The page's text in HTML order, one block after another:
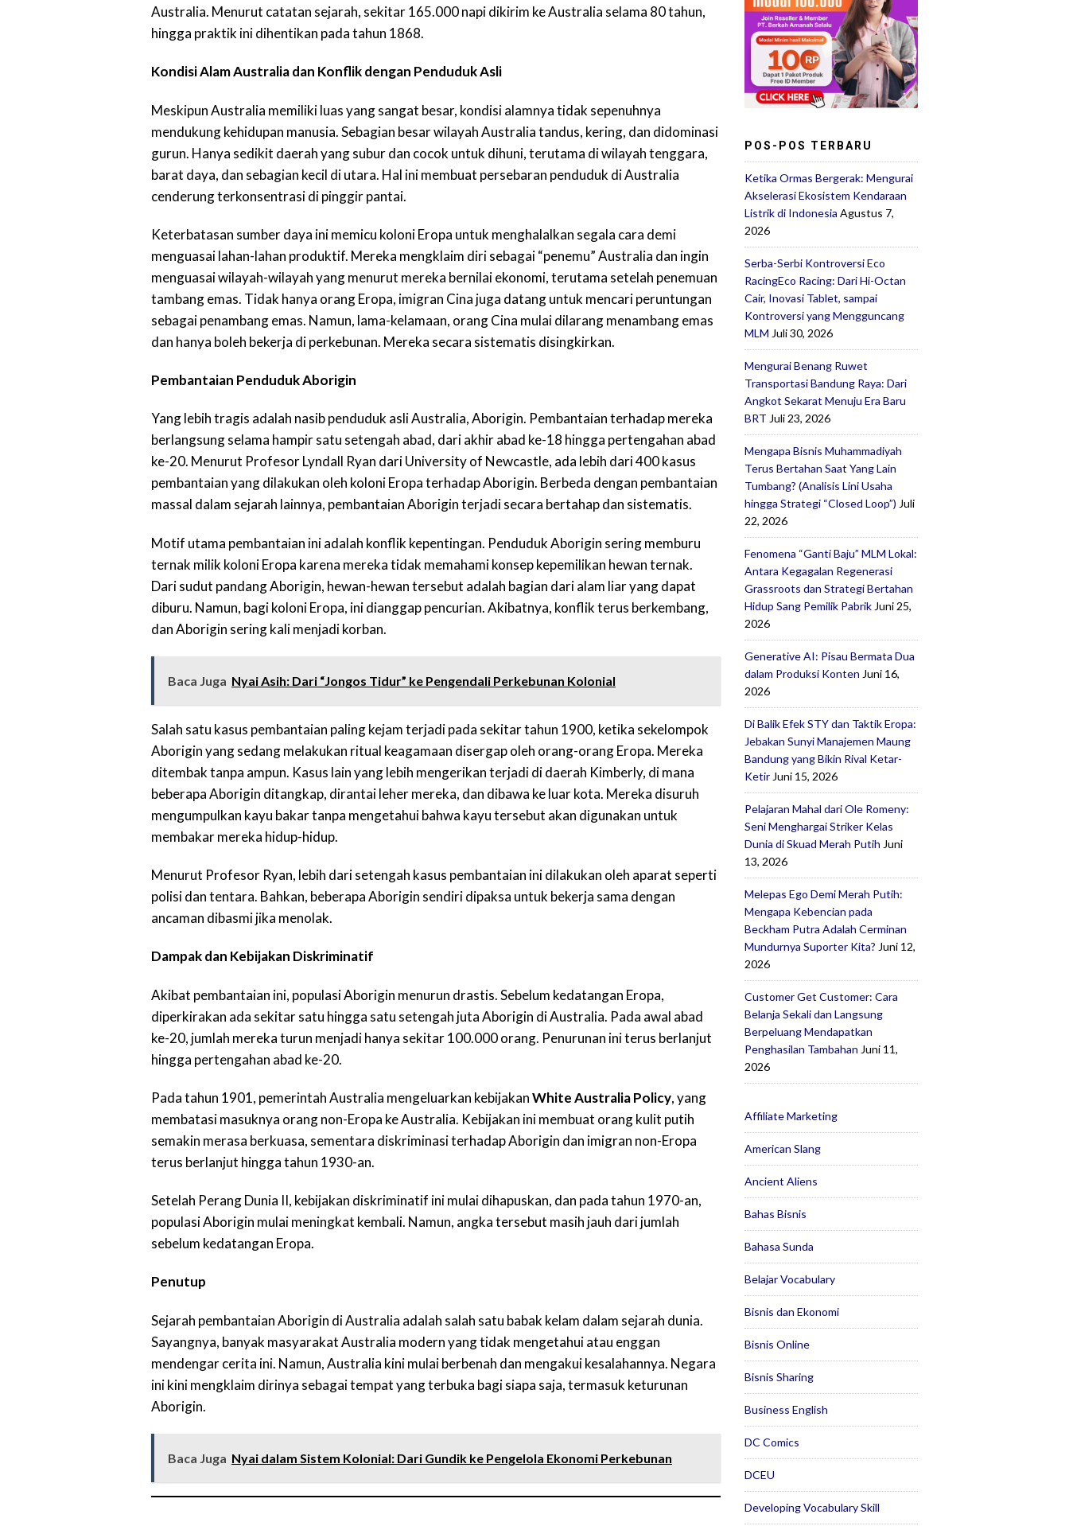
Australia. Menurut catatan sejarah, sekitar 165.000 napi dikirim ke Australia selama 80 tahun,
hingga praktik ini dihentikan pada tahun 1868.
Kondisi Alam Australia dan Konflik dengan Penduduk Asli
Meskipun Australia memiliki luas yang sangat besar, kondisi alamnya tidak sepenuhnya
mendukung kehidupan manusia. Sebagian besar wilayah Australia tandus, kering, dan didominasi
gurun. Hanya sedikit daerah yang subur dan cocok untuk dihuni, terutama di wilayah tenggara,
barat daya, dan sebagian kecil di utara. Hal ini membuat persebaran penduduk di Australia
cenderung terkonsentrasi di pinggir pantai.
Keterbatasan sumber daya ini memicu koloni Eropa untuk menghalalkan segala cara demi
menguasai lahan-lahan produktif. Mereka mengklaim diri sebagai “penemu” Australia dan ingin
menguasai wilayah-wilayah yang menurut mereka bernilai ekonomi, terutama setelah penemuan
tambang emas. Tidak hanya orang Eropa, imigran Cina juga datang untuk mencari peruntungan
sebagai penambang emas. Namun, lama-kelamaan, orang Cina mulai dilarang menambang emas
dan hanya boleh bekerja di perkebunan. Mereka secara sistematis disingkirkan.
Pembantaian Penduduk Aborigin
Yang lebih tragis adalah nasib penduduk asli Australia, Aborigin. Pembantaian terhadap mereka
berlangsung selama hampir satu setengah abad, dari akhir abad ke-18 hingga pertengahan abad
ke-20. Menurut Profesor Lyndall Ryan dari University of Newcastle, ada lebih dari 400 kasus
pembantaian yang dilakukan oleh koloni Eropa terhadap Aborigin. Berbeda dengan pembantaian
massal dalam sejarah lainnya, pembantaian Aborigin terjadi secara bertahap dan sistematis.
Motif utama pembantaian ini adalah konflik kepentingan. Penduduk Aborigin sering memburu
ternak milik koloni Eropa karena mereka tidak memahami konsep kepemilikan hewan ternak.
Dari sudut pandang Aborigin, hewan-hewan tersebut adalah bagian dari alam liar yang dapat
diburu. Namun, bagi koloni Eropa, ini dianggap pencurian. Akibatnya, konflik terus berkembang,
dan Aborigin sering kali menjadi korban.
Baca Juga Nyai Asih: Dari “Jongos Tidur” ke Pengendali Perkebunan Kolonial
Salah satu kasus pembantaian paling kejam terjadi pada sekitar tahun 1900, ketika sekelompok
Aborigin yang sedang melakukan ritual keagamaan disergap oleh orang-orang Eropa. Mereka
ditembak tanpa ampun. Kasus lain yang lebih mengerikan terjadi di daerah Kimberly, di mana
beberapa Aborigin ditangkap, dirantai leher mereka, dan dibawa ke luar kota. Mereka disuruh
mengumpulkan kayu bakar tanpa mengetahui bahwa kayu tersebut akan digunakan untuk
membakar mereka hidup-hidup.
Menurut Profesor Ryan, lebih dari setengah kasus pembantaian ini dilakukan oleh aparat seperti
polisi dan tentara. Bahkan, beberapa Aborigin sendiri dipaksa untuk bekerja sama dengan
ancaman dibasmi jika menolak.
Dampak dan Kebijakan Diskriminatif
Akibat pembantaian ini, populasi Aborigin menurun drastis. Sebelum kedatangan Eropa,
diperkirakan ada sekitar satu hingga satu setengah juta Aborigin di Australia. Pada awal abad
ke-20, jumlah mereka turun menjadi hanya sekitar 100.000 orang. Penurunan ini terus berlanjut
hingga pertengahan abad ke-20.
Pada tahun 1901, pemerintah Australia mengeluarkan kebijakanWhite Australia Policy, yang
membatasi masuknya orang non-Eropa ke Australia. Kebijakan ini membuat orang kulit putih
semakin merasa berkuasa, sementara diskriminasi terhadap Aborigin dan imigran non-Eropa
terus berlanjut hingga tahun 1930-an.
Setelah Perang Dunia II, kebijakan diskriminatif ini mulai dihapuskan, dan pada tahun 1970-an,
populasi Aborigin mulai meningkat kembali. Namun, angka tersebut masih jauh dari jumlah
sebelum kedatangan Eropa.
Penutup
Sejarah pembantaian Aborigin di Australia adalah salah satu babak kelam dalam sejarah dunia.
Sayangnya, banyak masyarakat Australia modern yang tidak mengetahui atau enggan
mendengar cerita ini. Namun, Australia kini mulai berbenah dan mengakui kesalahannya. Negara
ini kini mengklaim dirinya sebagai tempat yang terbuka bagi siapa saja, termasuk keturunan
Aborigin.
Baca Juga Nyai dalam Sistem Kolonial: Dari Gundik ke Pengelola Ekonomi Perkebunan
POS-POS TERBARU
Ketika Ormas Bergerak: Mengurai
Akselerasi Ekosistem Kendaraan
Listrik di Indonesia Agustus 7,
2026
Serba-Serbi Kontroversi Eco
RacingEco Racing: Dari Hi-Octan
Cair, Inovasi Tablet, sampai
Kontroversi yang Mengguncang
MLM Juli 30, 2026
Mengurai Benang Ruwet
Transportasi Bandung Raya: Dari
Angkot Sekarat Menuju Era Baru
BRT Juli 23, 2026
Mengapa Bisnis Muhammadiyah
Terus Bertahan Saat Yang Lain
Tumbang? (Analisis Lini Usaha
hingga Strategi “Closed Loop”) Juli
22, 2026
Fenomena “Ganti Baju” MLM Lokal:
Antara Kegagalan Regenerasi
Grassroots dan Strategi Bertahan
Hidup Sang Pemilik Pabrik Juni 25,
2026
Generative AI: Pisau Bermata Dua
dalam Produksi Konten Juni 16,
2026
Di Balik Efek STY dan Taktik Eropa:
Jebakan Sunyi Manajemen Maung
Bandung yang Bikin Rival Ketar-
Ketir Juni 15, 2026
Pelajaran Mahal dari Ole Romeny:
Seni Menghargai Striker Kelas
Dunia di Skuad Merah Putih Juni
13, 2026
Melepas Ego Demi Merah Putih:
Mengapa Kebencian pada
Beckham Putra Adalah Cerminan
Mundurnya Suporter Kita? Juni 12,
2026
Customer Get Customer: Cara
Belanja Sekali dan Langsung
Berpeluang Mendapatkan
Penghasilan Tambahan Juni 11,
2026
Affiliate Marketing
American Slang
Ancient Aliens
Bahas Bisnis
Bahasa Sunda
Belajar Vocabulary
Bisnis dan Ekonomi
Bisnis Online
Bisnis Sharing
Business English
DC Comics
DCEU
Developing Vocabulary Skill